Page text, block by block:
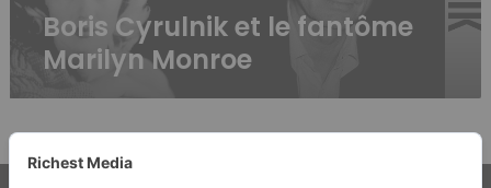
Boris Cyrulnik et le fantôme
Marilyn Monroe